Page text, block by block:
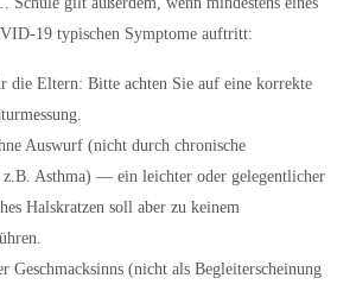
19 typischen Symptome auftritt:
Eltern: Bitte achten Sie auf eine korrekte
Auswurf (nicht durch chronische
Asthma) — ein leichter oder gelegentlicher
Halskratzen soll aber zu keinem
Geschmacksinns (nicht als Begleiterscheinung